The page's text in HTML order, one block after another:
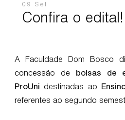
09 Set
Confira o edital!
A Faculdade Dom Bosco
concessão de bolsas de
ProUni destinadas ao
referentes ao segundo